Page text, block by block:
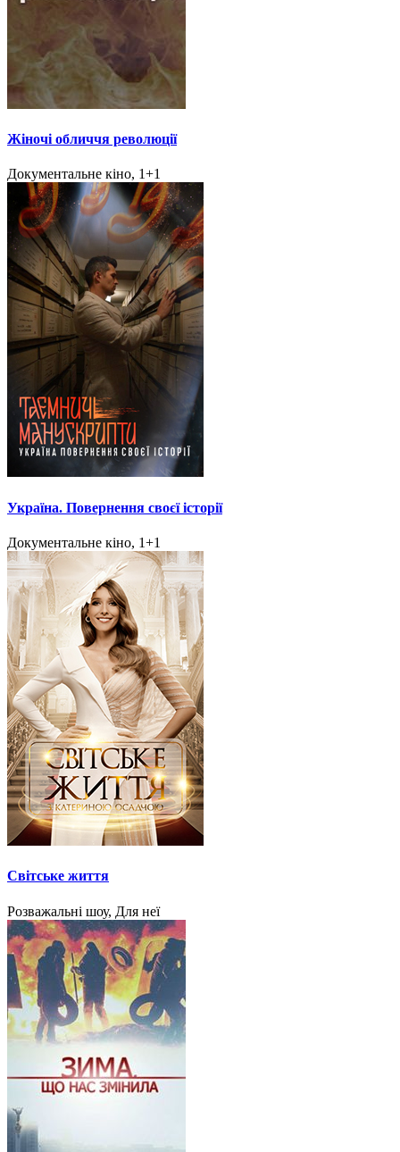
Жіночі обличчя революції
Документальне кіно, 1+1
Україна. Повернення своєї історії
Документальне кіно, 1+1
Світське життя
Розважальні шоу, Для неї